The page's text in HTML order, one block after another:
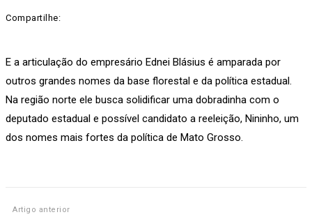
Compartilhe:
E a articulação do empresário Ednei Blásius é amparada por
outros grandes nomes da base florestal e da política estadual.
Na região norte ele busca solidificar uma dobradinha com o
deputado estadual e possível candidato a reeleição, Nininho, um
dos nomes mais fortes da política de Mato Grosso.
Artigo anterior